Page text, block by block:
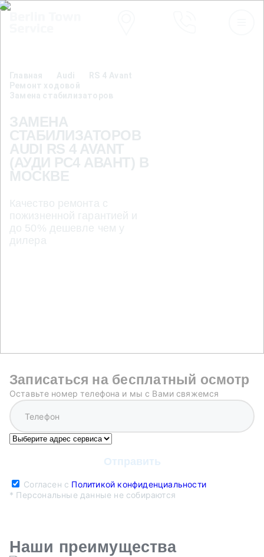
Главная Audi
RS 4 Avant
Ремонт ходовой
Замена стабилизаторов
ЗАМЕНА
СТАБИЛИЗАТОРОВ
AUDI RS 4 AVANT
(АУДИ РС4 АВАНТ) В
МОСКВЕ
Качество ремонта с
пожизненной гарантией и
до 50% дешевле чем у
дилера
Записаться на бесплатный осмотр
Оставьте номер телефона и мы с Вами свяжемся
Согласен с Политикой конфиденциальности
* Персональные данные не собираются
Наши преимущества